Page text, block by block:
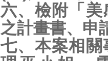
六、檢附「
之計畫書、申
七、本案相